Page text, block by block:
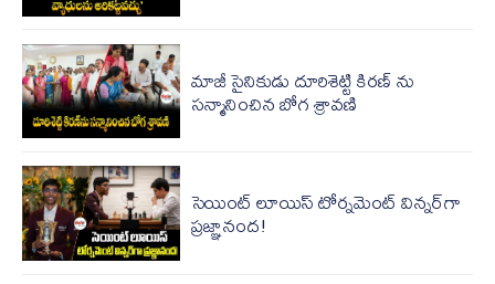
మాజీ సైనికుడు దూరిశెట్టి కిరణ్ ను
సన్మానించిన బోగ శ్రావణి
సెయింట్ లూయిస్ టోర్న‌మెంట్ విన్న‌ర్‌గా
ప్రజ్ఞానంద!